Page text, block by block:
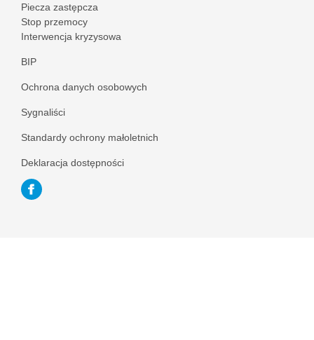
Piecza zastępcza
Stop przemocy
Interwencja kryzysowa
BIP
Ochrona danych osobowych
Sygnaliści
Standardy ochrony małoletnich
Deklaracja dostępności